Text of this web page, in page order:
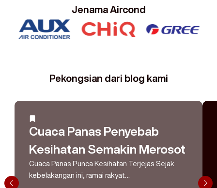
Jenama Aircond
Pekongsian dari blog kami
Cuaca Panas Penyebab
Kesihatan Semakin Merosot
Cuaca Panas Punca Kesihatan Terjejas Sejak
kebelakangan ini, ramai rakyat…